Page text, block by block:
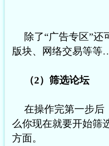
除了“广告专区”
版块、网络交易等
（2）筛选论坛
在操作完第一步后
么你现在就要开始筛
方面。